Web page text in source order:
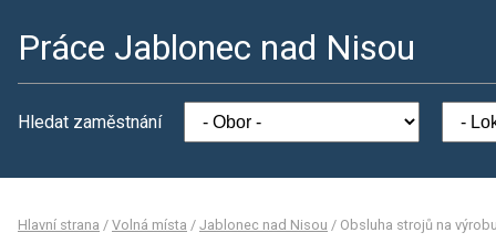
Práce Jablonec nad Nisou
Hledat zaměstnání
Hlavní strana / Volná místa / Jablonec nad Nisou / Obsluha strojů na